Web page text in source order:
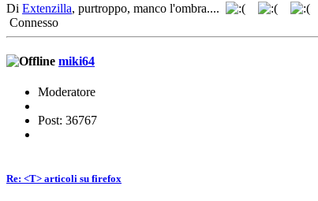
Di Extenzilla, purtroppo, manco l'ombra....
Connesso
miki64
Moderatore
Post: 36767
Re: <T> articoli su firefox